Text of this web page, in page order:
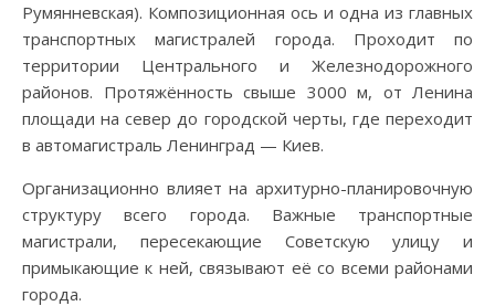
Румянневская). Композиционная ось и одна из главных
транспортных магистралей города. Проходит по
территории Центрального и Железнодорожного
районов. Протяжённость свыше 3000 м, от Ленина
площади на север до городской черты, где переходит
в автомагистраль Ленинград — Киев.
Организационно влияет на архитурно-планировочную
структуру всего города. Важные транспортные
магистрали, пересекающие Советскую улицу и
примыкающие к ней, связывают её со всеми районами
города.